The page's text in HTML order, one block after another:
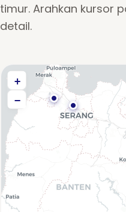
timur. Arahkan kursor
detail.
+
−